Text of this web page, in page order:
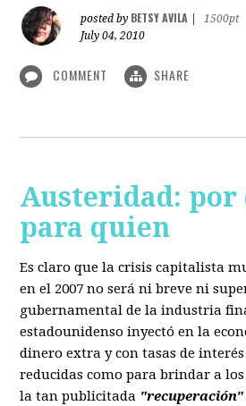
posted by BETSY AVILA
1500pt
July 04, 2010
COMMENT SHARE
Austeridad: por
para quien
Es claro que la crisis capitalista
en el 2007 no será ni breve ni
gubernamental de la industria
estadounidenso inyectó en la
dinero extra y con tasas de
reducidas como para brindar a
la tan publicitada "recuperación"